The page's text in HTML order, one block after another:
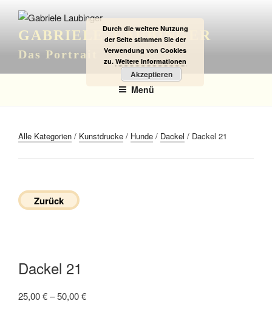
Inhalt
springenGABRIELE LAUBINGER
Das Portrait
Menü
Alle Kategorien / Kunstdrucke / Hunde / Dackel / Dackel 21
Zurück
Dackel 21
25,00€–50,00€
Durch die weitere Nutzung
der Seite stimmen Sie der
Verwendung von Cookies
zu. Weitere Informationen
Akzeptieren